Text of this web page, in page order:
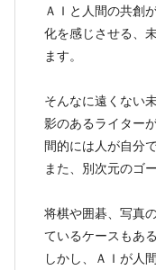
ＡＩと人間の共創
化を感じさせる、
ます。
そんなに遠くない
影のあるライター
間的には人が自分
また、別次元のゴ
将棋や囲碁、写真
ているケースもある
しかし、ＡＩが人